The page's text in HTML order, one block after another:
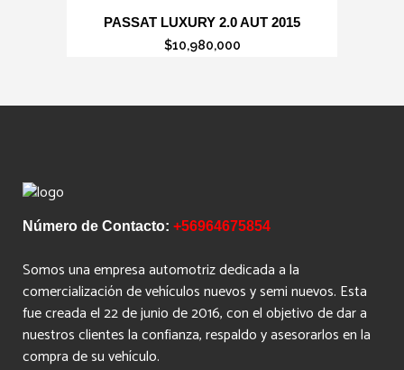
PASSAT LUXURY 2.0 AUT 2015
$10,980,000
Número de Contacto: +56964675854
Somos una empresa automotriz dedicada a la
comercialización de vehículos nuevos y semi nuevos. Esta
fue creada el 22 de junio de 2016, con el objetivo de dar a
nuestros clientes la confianza, respaldo y asesorarlos en la
compra de su vehículo.